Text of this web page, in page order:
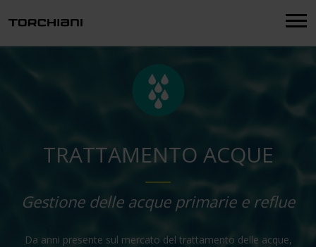
TRATTAMENTO ACQUE
Gestione delle acque primarie e reflue
Da anni presente sul mercato del trattamento delle acque,